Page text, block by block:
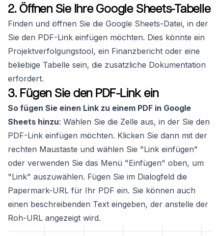
2. Öffnen Sie Ihre Google Sheets-Tabelle
Finden und öffnen Sie die Google Sheets-Datei, in der
Sie den PDF-Link einfügen möchten. Dies könnte ein
Projektverfolgungstool, ein Finanzbericht oder eine
beliebige Tabelle sein, die zusätzliche Dokumentation
erfordert.
3. Fügen Sie den PDF-Link ein
So fügen Sie einen Link zu einem PDF in Google
Sheets hinzu: Wählen Sie die Zelle aus, in der Sie den
PDF-Link einfügen möchten. Klicken Sie dann mit der
rechten Maustaste und wählen Sie "Link einfügen"
oder verwenden Sie das Menü "Einfügen" oben, um
"Link" auszuwählen. Fügen Sie im Dialogfeld die
Papermark-URL für Ihr PDF ein. Sie können auch
einen beschreibenden Text eingeben, der anstelle der
Roh-URL angezeigt wird.